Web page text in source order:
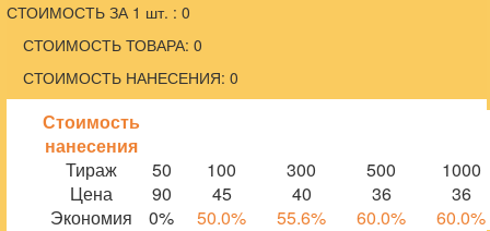
СТОИМОСТЬ ЗА 1 шт. : 0
СТОИМОСТЬ ТОВАРА: 0
СТОИМОСТЬ НАНЕСЕНИЯ: 0
Стоимость
нанесения
Тираж
50 100 300 500
1000
Цена
90 45 40 36
36
Экономия
0% 50.0% 55.6% 60.0% 60.0%